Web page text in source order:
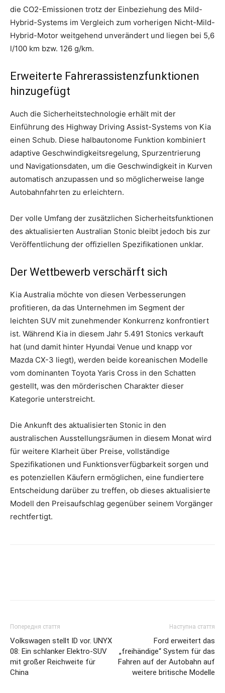
die CO2-Emissionen trotz der Einbeziehung des Mild-
Hybrid-Systems im Vergleich zum vorherigen Nicht-Mild-
Hybrid-Motor weitgehend unverändert und liegen bei 5,6
l/100 km bzw. 126 g/km.
Erweiterte Fahrerassistenzfunktionen
hinzugefügt
Auch die Sicherheitstechnologie erhält mit der
Einführung des Highway Driving Assist-Systems von Kia
einen Schub. Diese halbautonome Funktion kombiniert
adaptive Geschwindigkeitsregelung, Spurzentrierung
und Navigationsdaten, um die Geschwindigkeit in Kurven
automatisch anzupassen und so möglicherweise lange
Autobahnfahrten zu erleichtern.
Der volle Umfang der zusätzlichen Sicherheitsfunktionen
des aktualisierten Australian Stonic bleibt jedoch bis zur
Veröffentlichung der offiziellen Spezifikationen unklar.
Der Wettbewerb verschärft sich
Kia Australia möchte von diesen Verbesserungen
profitieren, da das Unternehmen im Segment der
leichten SUV mit zunehmender Konkurrenz konfrontiert
ist. Während Kia in diesem Jahr 5.491 Stonics verkauft
hat (und damit hinter Hyundai Venue und knapp vor
Mazda CX-3 liegt), werden beide koreanischen Modelle
vom dominanten Toyota Yaris Cross in den Schatten
gestellt, was den mörderischen Charakter dieser
Kategorie unterstreicht.
Die Ankunft des aktualisierten Stonic in den
australischen Ausstellungsräumen in diesem Monat wird
für weitere Klarheit über Preise, vollständige
Spezifikationen und Funktionsverfügbarkeit sorgen und
es potenziellen Käufern ermöglichen, eine fundiertere
Entscheidung darüber zu treffen, ob dieses aktualisierte
Modell den Preisaufschlag gegenüber seinem Vorgänger
rechtfertigt.
Попередня стаття
Volkswagen stellt ID vor. UNYX
08: Ein schlanker Elektro-SUV
mit großer Reichweite für
China
Наступна стаття
Ford erweitert das
„freihändige“ System für das
Fahren auf der Autobahn auf
weitere britische Modelle